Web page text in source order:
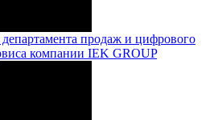
продаж и цифрового
компании IEK GROUP